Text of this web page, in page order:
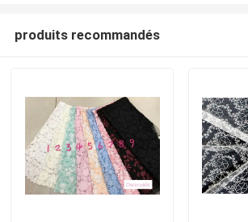
produits recommandés